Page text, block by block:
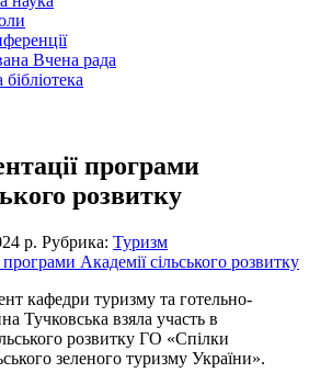
Вчена рада
програми
розвитку
р. Рубрика: Туризм
кафедри туризму та готельно-
Тучковська взяла участь в
розвитку ГО «Спілки
зеленого туризму України».